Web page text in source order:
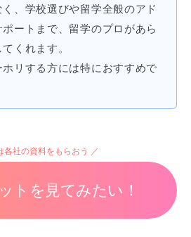
、学校選びや留学全般のアド
ートまで、留学のプロがあら
くれます。
リする方には特におすすめで
各社の資料をもらおう
トを見てみたい！